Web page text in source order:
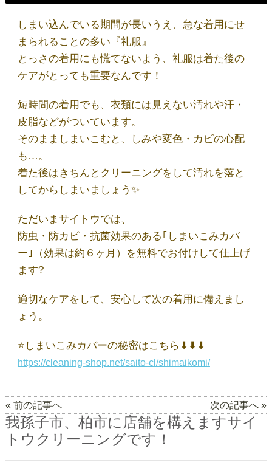
法人クリーニング｜業者向けクリーニング
求人募集
お気に入りの黒Ｔシャツ、おうち洗濯で大丈
夫？
夏季休業のお知らせ
洋服リフォーム承ります！
今年も開催！毛布・布団キャンペーン
ゴールデンウィーク営業のお知らせ
しまい込んでいる期間が長いうえ、急な着用にせ
まられることの多い『礼服』
とっさの着用にも慌てないよう、礼服は着た後の
ケアがとっても重要なんです！
短時間の着用でも、衣類には見えない汚れや汗・
皮脂などがついています。
そのまましまいこむと、しみや変色・カビの心配
も…。
着た後はきちんとクリーニングをして汚れを落と
してからしまいましょう✨
ただいまサイトウでは、
防虫・防カビ・抗菌効果のある｢しまいこみカバ
ー｣（効果は約６ヶ月）を無料でお付けして仕上げ
ます?
適切なケアをして、安心して次の着用に備えまし
ょう。
⭐しまいこみカバーの秘密はこちら⬇⬇⬇
https://cleaning-shop.net/saito-cl/shimaikomi/
« 前の記事へ 次の記事へ »
我孫子市、柏市に店舗を構えますサイ
トウクリーニングです！